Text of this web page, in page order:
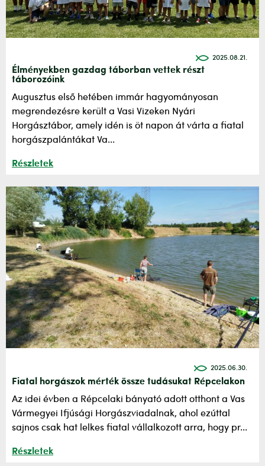
2025.08.21.
Élményekben gazdag táborban vettek részt
táborozóink
Augusztus első hetében immár hagyományosan
megrendezésre került a Vasi Vizeken Nyári
Horgásztábor, amely idén is öt napon át várta a fiatal
horgászpalántákat Va...
Részletek
2025.06.30.
Fiatal horgászok mérték össze tudásukat Répcelakon
Az idei évben a Répcelaki bányató adott otthont a Vas
Vármegyei Ifjúsági Horgászviadalnak, ahol ezúttal
sajnos csak hat lelkes fiatal vállalkozott arra, hogy pr...
Részletek